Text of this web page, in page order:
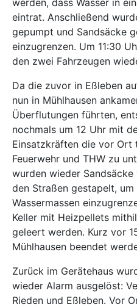
werden, dass Wasser in
eintrat. Anschließend
gepumpt und Sandsäcke
einzugrenzen. Um 11:30
den zwei Fahrzeugen
Da die zuvor in Eßleben
nun in Mühlhausen
Überflutungen führten,
nochmals um 12 Uhr mit
Einsatzkräften die vor
Feuerwehr und THW zu
wurden wieder
den Straßen gestapelt,
Wassermassen
Keller mit Heizpellets
geleert werden. Kurz vor
Mühlhausen beendet
Zurück im Gerätehaus
wieder Alarm ausgelöst:
Rieden und Eßleben. Vor